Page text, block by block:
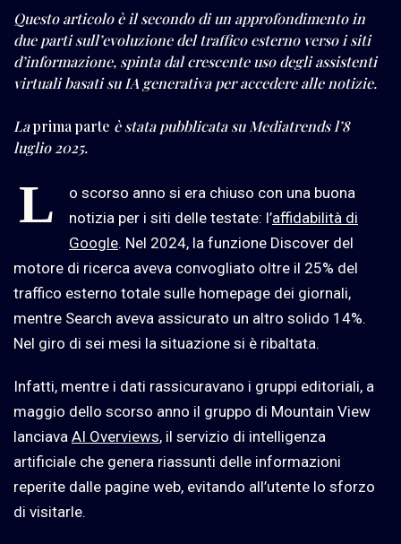
Questo articolo è il secondo di un approfondimento in
due parti sull’evoluzione del traffico esterno verso i siti
d’informazione, spinta dal crescente uso degli assistenti
virtuali basati su IA generativa per accedere alle notizie.
Laprima parte è stata pubblicata su Mediatrends l’8
luglio 2025.
L
o scorso anno si era chiuso con una buona
notizia per i siti delle testate: l’affidabilità di
Google. Nel 2024, la funzione Discover del
motore di ricerca aveva convogliato oltre il 25% del
traffico esterno totale sulle homepage dei giornali,
mentre Search aveva assicurato un altro solido 14%.
Nel giro di sei mesi la situazione si è ribaltata.
Infatti, mentre i dati rassicuravano i gruppi editoriali, a
maggio dello scorso anno il gruppo di Mountain View
lanciava AI Overviews, il servizio di intelligenza
artificiale che genera riassunti delle informazioni
reperite dalle pagine web, evitando all’utente lo sforzo
di visitarle.